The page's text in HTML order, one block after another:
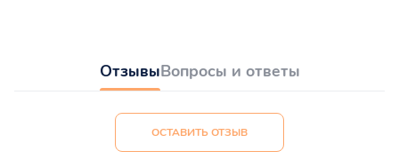
ОтзывыВопросы и ответы
ОСТАВИТЬ ОТЗЫВ